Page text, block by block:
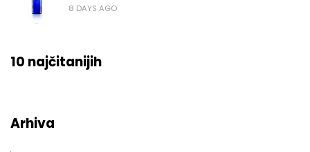
8 DAYS AGO
10 najčitanijih
Arhiva